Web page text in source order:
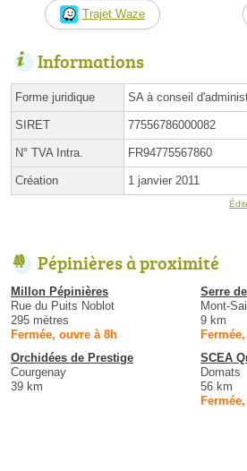
Trajet Waze
Informations
Forme juridique SA à conseil
SIRET 77556786000082
N° TVA Intra. FR94775567860
Création 1 janvier 2011
Pépinières à proximité
Millon Pépinières
Rue du Puits Noblot
295 mètres
Fermée, ouvre à 8h
Serre
Mont-
9 km
Orchidées de Prestige
Courgenay
39 km
SCEA
Domats
56 km